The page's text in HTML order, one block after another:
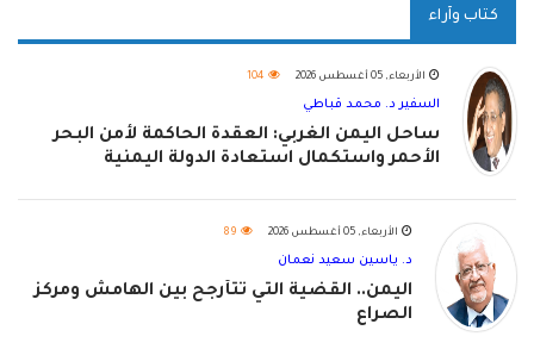
كتاب وآراء
الأربعاء, 05 أغسطس 2026 104
السفير د. محمد قباطي
ساحل اليمن الغربي: العقدة الحاكمة لأمن البحر
الأحمر واستكمال استعادة الدولة اليمنية
الأربعاء, 05 أغسطس 2026 89
د. ياسين سعيد نعمان
اليمن.. القضية التي تتأرجح بين الهامش ومركز
الصراع